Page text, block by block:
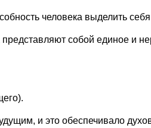
человека выделить
собой единое и
и это обеспечивало